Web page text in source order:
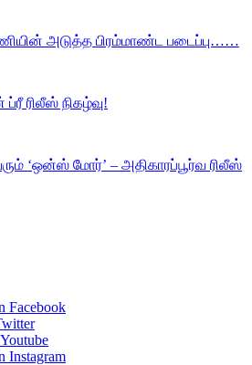
அடுத்த பிரம்மாண்ட படைப்பு……
ப்ரீ ரிலீஸ் நிகழ்வு!
‘ஒன்ஸ் மோர்’ – அதிகாரப்பூர்வ ரிலீஸ்
Facebook
Instagram